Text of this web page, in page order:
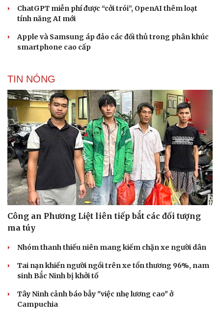
ChatGPT miễn phí được “cởi trói”, OpenAI thêm loạt
tính năng AI mới
Apple và Samsung áp đảo các đối thủ trong phân khúc
smartphone cao cấp
TIN NÓNG
Công an Phương Liệt liên tiếp bắt các đối tượng
ma túy
Nhóm thanh thiếu niên mang kiếm chặn xe người dân
Tai nạn khiến người ngồi trên xe tổn thương 96%, nam
sinh Bắc Ninh bị khởi tố
Tây Ninh cảnh báo bẫy "việc nhẹ lương cao" ở
Campuchia